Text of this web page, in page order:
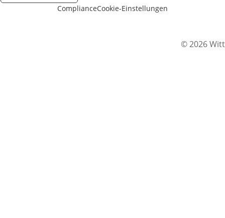
ComplianceCookie-Einstellungen
© 2026 Witt